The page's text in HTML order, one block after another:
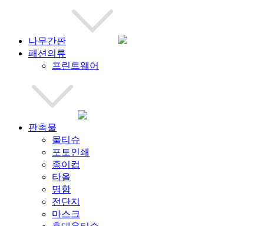
나무간판
패션의류
프린트웨어
판촉물
물티슈
포토인쇄
종이컵
타올
명함
전단지
마스크